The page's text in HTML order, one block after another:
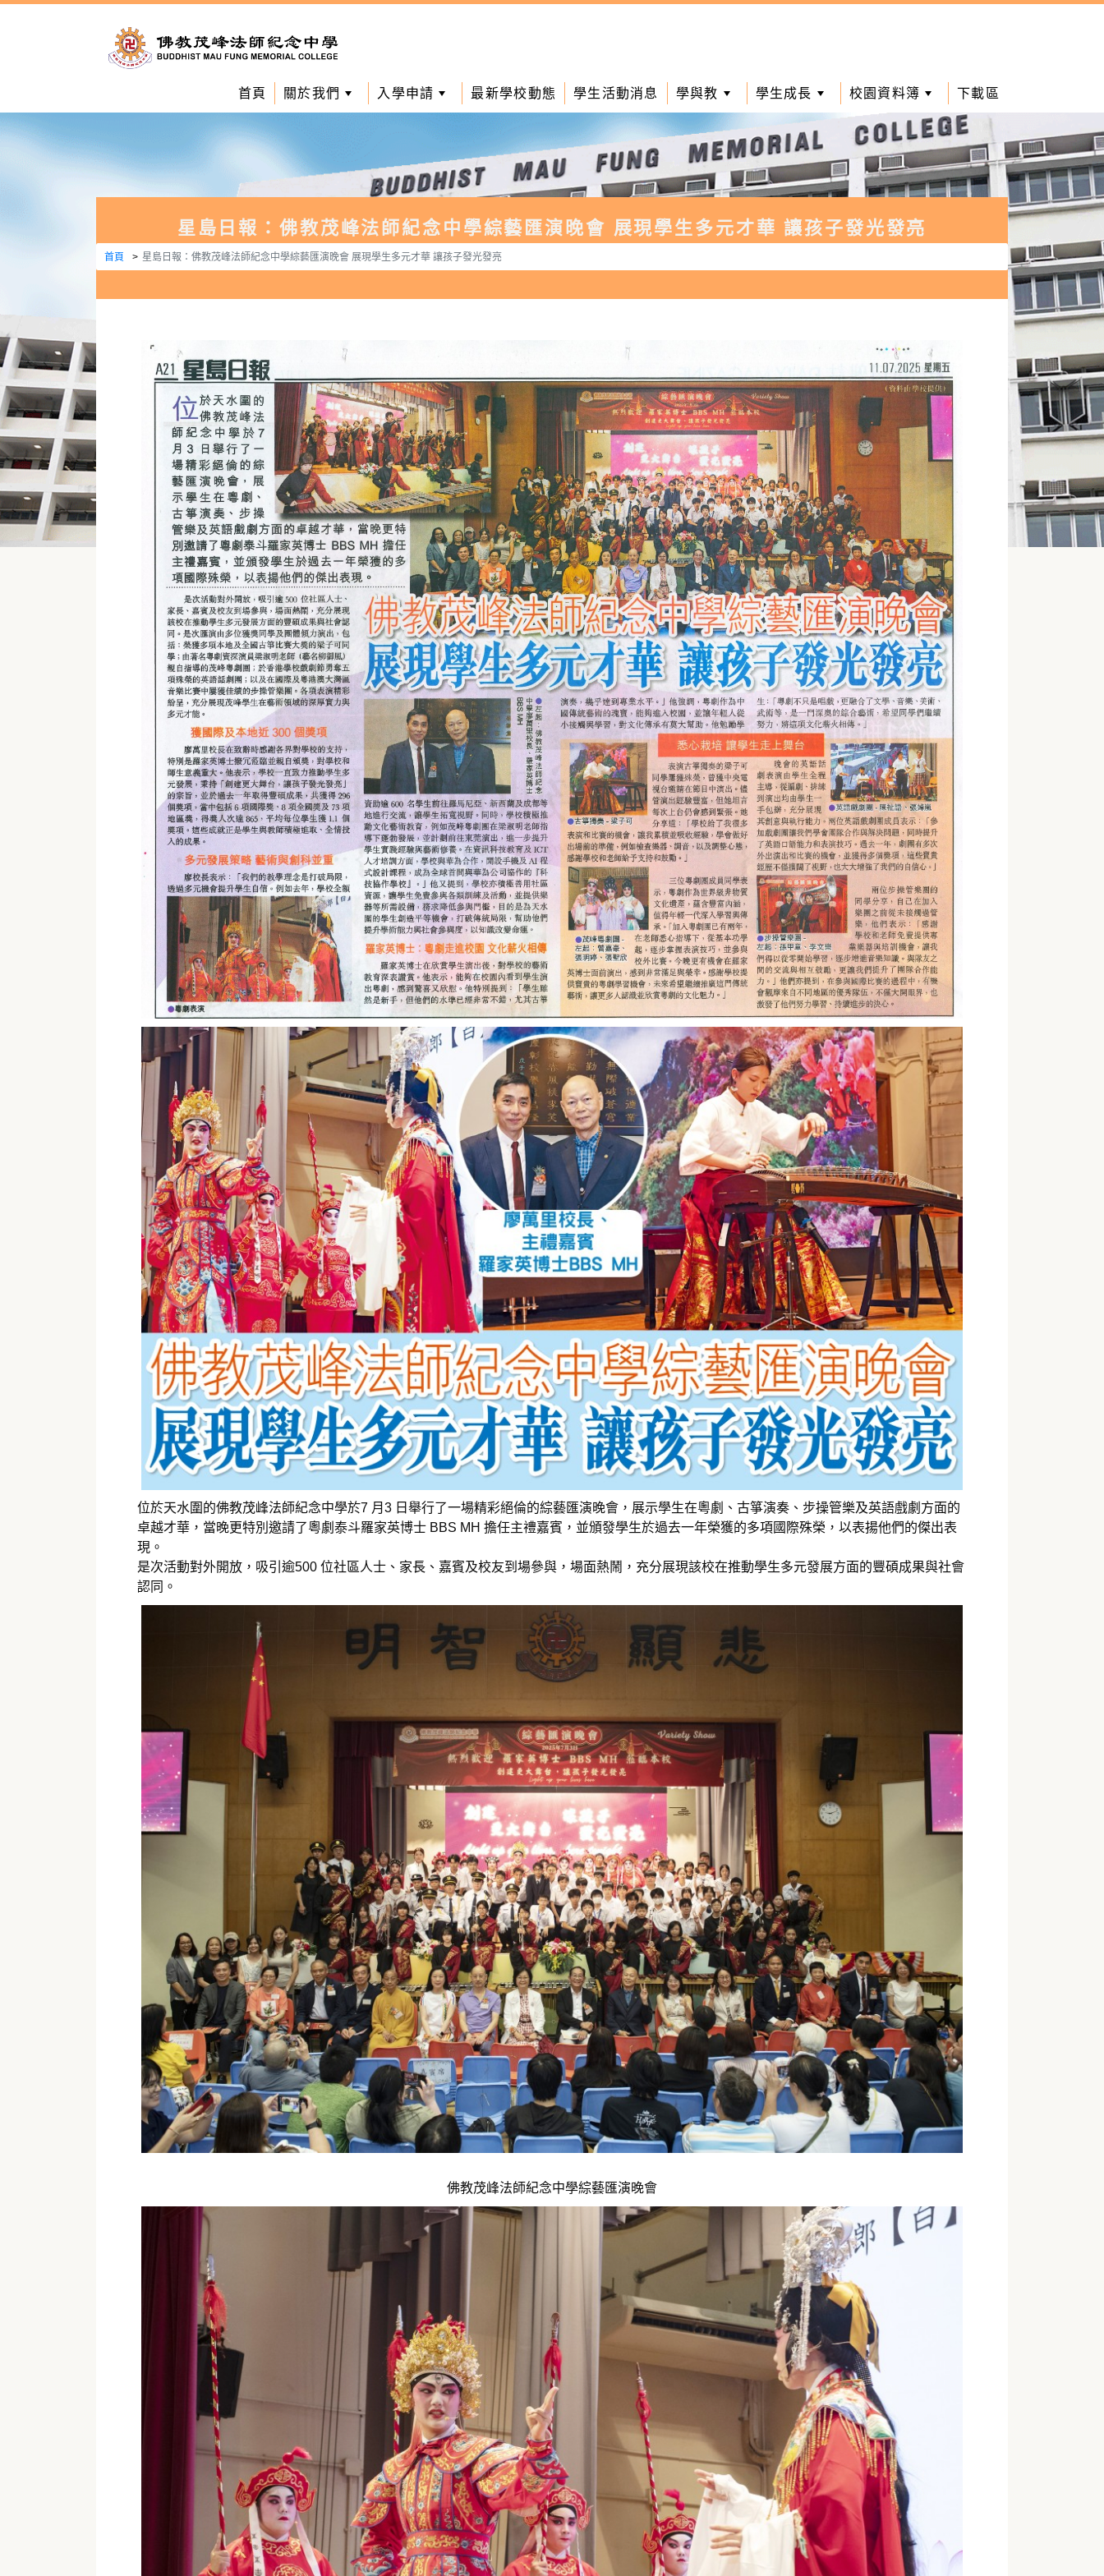
首頁 關於我們 入學申請 最新學校動態 學生活動消息 學與教 學生成長 校園資料簿 下載區
星島日報：佛教茂峰法師紀念中學綜藝匯演晚會 展現學生多元才華 讓孩子發光發亮
首頁 星島日報：佛教茂峰法師紀念中學綜藝匯演晚會 展現學生多元才華 讓孩子發光發亮
位於天水圍的佛教茂峰法師紀念中學於7 月3 日舉行了一場精彩絕倫的綜藝匯演晚會，展示學生在粵劇、古箏演奏、步操管樂及英語戲劇方面的
卓越才華，當晚更特別邀請了粵劇泰斗羅家英博士 BBS MH 擔任主禮嘉賓，並頒發學生於過去一年榮獲的多項國際殊榮，以表揚他們的傑出表
現。
是次活動對外開放，吸引逾500 位社區人士、家長、嘉賓及校友到場參與，場面熱鬧，充分展現該校在推動學生多元發展方面的豐碩成果與社會
認同。
佛教茂峰法師紀念中學綜藝匯演晚會